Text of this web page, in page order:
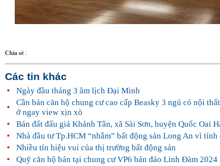
Chia sẻ :
Các tin khác
Ngày đầu tháng 3 âm lịch Đại Minh
Cần bán căn hộ chung cư cao cấp Beasky 3 ngủ có nội
ở ngay view xịn xò
Bán đất đấu giá Khánh Tân, xã Sài Sơn, huyện Quốc Oai
Nhà đầu tư Tp.HCM “nhắm” bất động sản Long An vì
Nhiều tín hiệu vui của thị trường bất động sản
Quỹ căn hộ bán tại chung cư VP6 bán đảo Linh Đàm 2024